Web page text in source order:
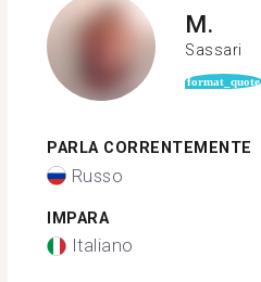
M.
Sassari
format_quote
PARLA CORRENTEMENTE
Russo
IMPARA
Italiano